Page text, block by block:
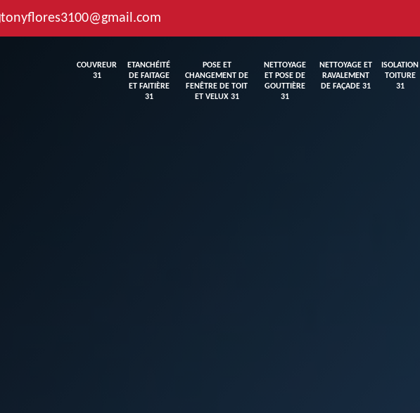
tonyflores3100@gmail.com
COUVREUR
31
ETANCHÉITÉ
DE FAITAGE
ET FAITIÈRE
31
POSE ET
CHANGEMENT DE
FENÊTRE DE TOIT
ET VELUX 31
NETTOYAGE
ET POSE DE
GOUTTIÈRE
31
NETTOYAGE ET
RAVALEMENT
DE FAÇADE 31
ISOLATION
TOITURE
31